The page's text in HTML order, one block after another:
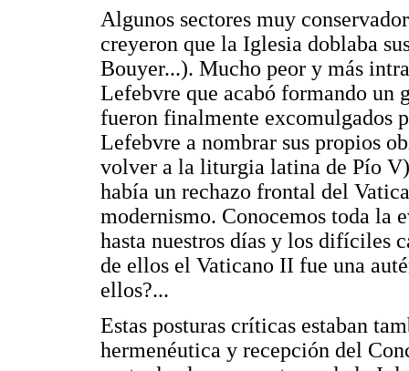
Algunos sectores muy
creyeron que la Iglesia doblaba
Bouyer...). Mucho peor y más
Lefebvre que acabó formando un
fueron finalmente excomulgados
Lefebvre a nombrar sus propios
volver a la liturgia latina de Pío
había un rechazo frontal del
modernismo. Conocemos toda la
hasta nuestros días y los difíciles
de ellos el Vaticano II fue una
ellos?...
Estas posturas críticas estaban
hermenéutica y recepción del